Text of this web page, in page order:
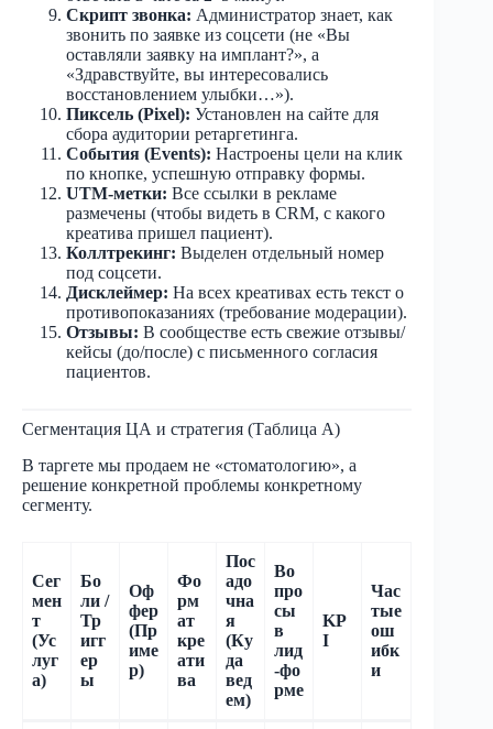
Скрипт звонка: Администратор знает, как
звонить по заявке из соцсети (не «Вы
оставляли заявку на имплант?», а
«Здравствуйте, вы интересовались
восстановлением улыбки…»).
Пиксель (Pixel): Установлен на сайте для
сбора аудитории ретаргетинга.
События (Events): Настроены цели на клик
по кнопке, успешную отправку формы.
UTM-метки: Все ссылки в рекламе
размечены (чтобы видеть в CRM, с какого
креатива пришел пациент).
Коллтрекинг: Выделен отдельный номер
под соцсети.
Дисклеймер: На всех креативах есть текст о
противопоказаниях (требование модерации).
Отзывы: В сообществе есть свежие отзывы/
кейсы (до/после) с письменного согласия
пациентов.
Сегментация ЦА и стратегия (Таблица A)
В таргете мы продаем не «стоматологию», а
решение конкретной проблемы конкретному
сегменту.
Сег
мен
т
(Ус
луг
а)
Бо
ли /
Тр
игг
ер
ы
Оф
фер
(Пр
име
р)
Фо
рм
ат
кре
ати
ва
Пос
адо
чна
я
(Ку
да
вед
ем)
Во
про
сы
в
лид
-фо
рме
KP
I
Час
тые
ош
ибк
и